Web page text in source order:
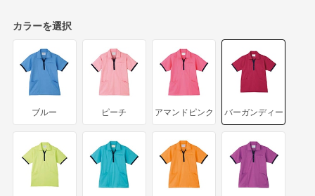
カラーを選択
ブルー ピーチ アマンドピンク バーガンディー